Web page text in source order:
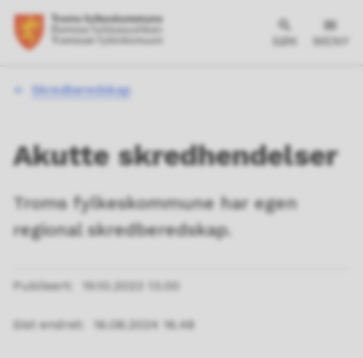
SØK MENY
Du
Skredberedskap
Akutte skredhendelser
Troms fylkeskommune har egen
regional skredberedskap.
Publisert 19.10.2023 13.00
Sist endret 16.08.2024 16.48